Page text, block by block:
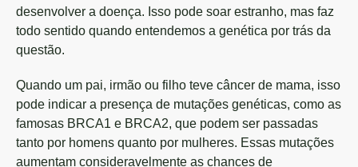
desenvolver a doença. Isso pode soar estranho, mas faz
todo sentido quando entendemos a genética por trás da
questão.
Quando um pai, irmão ou filho teve câncer de mama, isso
pode indicar a presença de mutações genéticas, como as
famosas BRCA1 e BRCA2, que podem ser passadas
tanto por homens quanto por mulheres. Essas mutações
aumentam consideravelmente as chances de